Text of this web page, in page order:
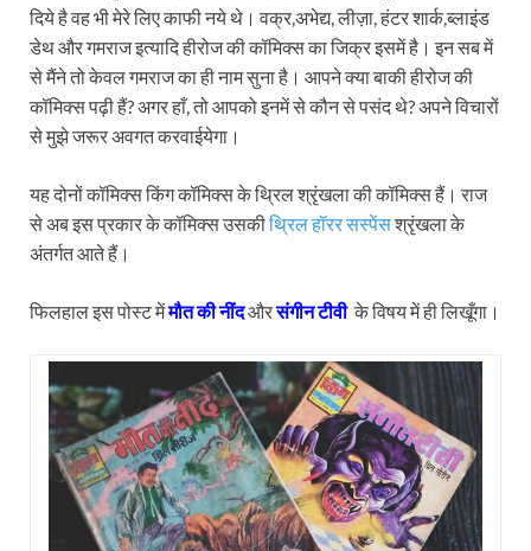
दिये है वह भी मेरे लिए काफी नये थे। वक्र,अभेद्य, लीज़ा, हंटर शार्क,ब्लाइंड
डेथ और गमराज इत्यादि हीरोज की कॉमिक्स का जिक्र इसमें है। इन सब में
से मैंने तो केवल गमराज का ही नाम सुना है। आपने क्या बाकी हीरोज की
कॉमिक्स पढ़ी हैं? अगर हाँ, तो आपको इनमें से कौन से पसंद थे? अपने विचारों
से मुझे जरूर अवगत करवाईयेगा।
यह दोनों कॉमिक्स किंग कॉमिक्स के थ्रिल श्रृंखला की कॉमिक्स हैं। राज
से अब इस प्रकार के कॉमिक्स उसकीथ्रिल हॉरर सस्पेंसश्रृंखला के
अंतर्गत आते हैं।
फिलहाल इस पोस्ट मेंमौत की नींदऔरसंगीन टीवीके विषय में ही लिखूँगा।